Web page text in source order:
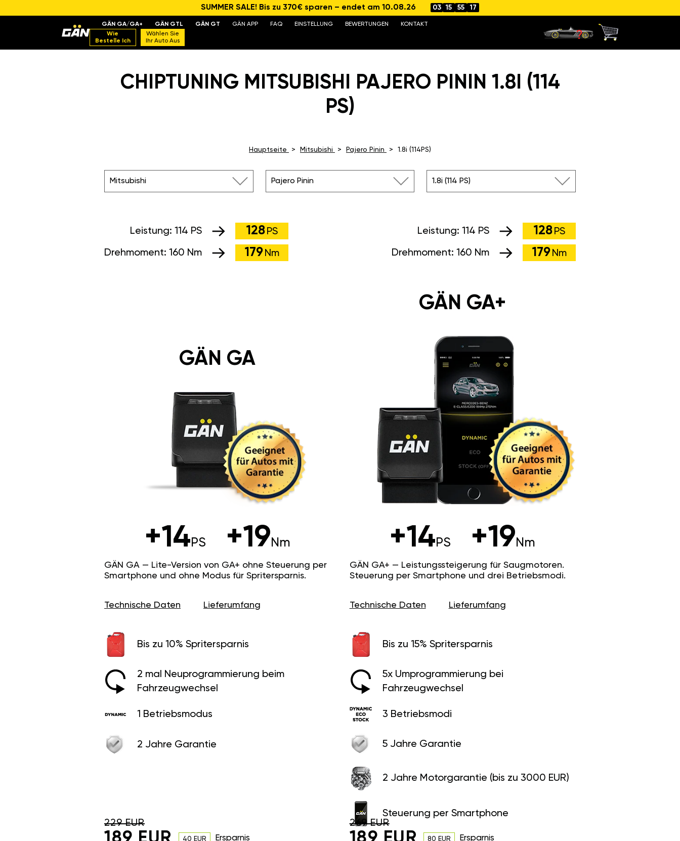
SUMMER SALE! Bis zu 370€ sparen – endet am 10.08.26 03 15 55 16
GÄN GA/GA+ GÄN GTL GÄN GT GÄN APP FAQ EINSTELLUNG BEWERTUNGEN
KONTAKT
Wie
Bestelle Ich
Wählen Sie
Ihr Auto Aus
CHIPTUNING MITSUBISHI PAJERO PININ 1.8I (114
PS)
Hauptseite Mitsubishi Pajero Pinin 1.8i (114PS)
Mitsubishi Pajero Pinin 1.8i (114 PS)
Leistung: 114 PS 128 PS
Drehmoment: 160 Nm 179 Nm
Leistung: 114 PS 128 PS
Drehmoment: 160 Nm 179 Nm
GÄN GA+
+14PS +19Nm
GÄN GA+ — Leistungssteigerung für Saugmotoren.
Steuerung per Smartphone und drei Betriebsmodi.
Technische Daten Lieferumfang
Bis zu 15% Spritersparnis
5x Umprogrammierung bei
Fahrzeugwechsel
3 Betriebsmodi
5 Jahre Garantie
2 Jahre Motorgarantie (bis zu 3000 EUR)
Steuerung per Smartphone
269 EUR
80 EUR Ersparnis
GÄN GA
+14PS +19Nm
GÄN GA — Lite-Version von GA+ ohne Steuerung per
Smartphone und ohne Modus für Spritersparnis.
Technische Daten Lieferumfang
Bis zu 10% Spritersparnis
2 mal Neuprogrammierung beim
Fahrzeugwechsel
1 Betriebsmodus
2 Jahre Garantie
229 EUR
40 EUR Ersparnis